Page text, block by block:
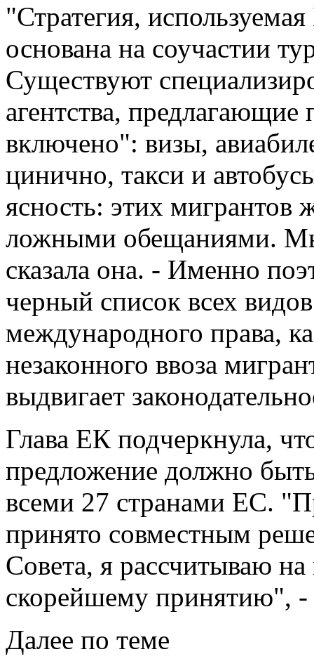
"Стратегия,
основана на соучастии
Существуют
агентства,
включено": визы,
цинично, такси и
ясность: этих мигрантов
ложными обещаниями.
сказала она. - Именно
черный список всех
международного права,
незаконного ввоза
выдвигает
Глава ЕК подчеркнула,
предложение должно
всеми 27 странами ЕС.
принято совместным
Совета, я рассчитываю
скорейшему принятию", -
Далее по теме